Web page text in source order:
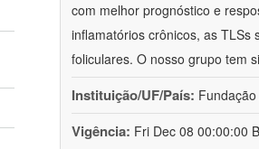
com melhor prognóstico e
inflamatórios crônicos, as TLSs
foliculares. O nosso grupo tem
Instituição/UF/País:
Vigência: Fri Dec 08 00:00:00